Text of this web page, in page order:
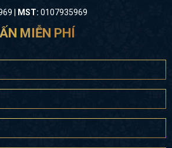
| MST: 0107935969
MIỄN PHÍ